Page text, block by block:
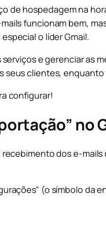
de hospedagem na
funcionam bem,
o líder Gmail.
e gerenciar as
seus clientes,
configurar!
no
dos e-
(o símbolo da